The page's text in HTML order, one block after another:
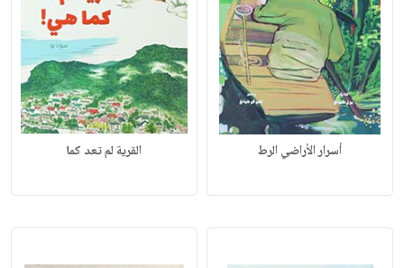
أسرار الأراضي الرط القرية لم تعد كما